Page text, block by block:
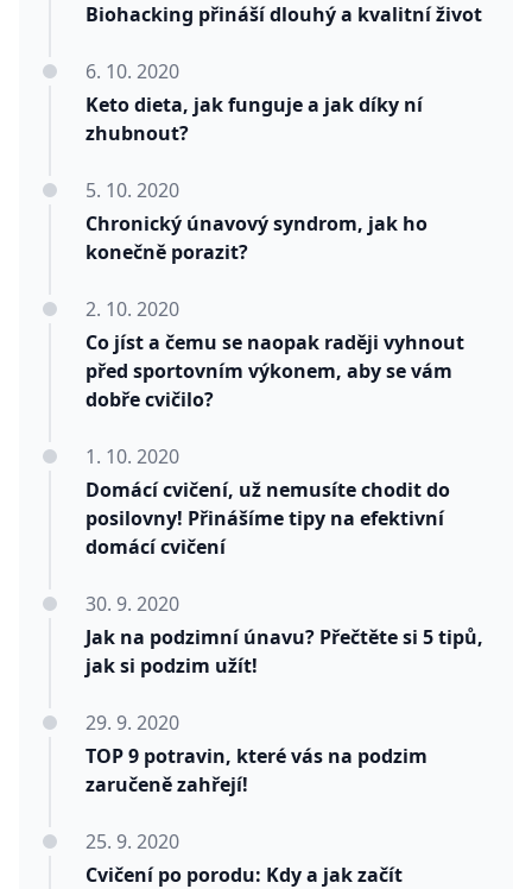
Biohacking přináší dlouhý a kvalitní život
Keto dieta, jak funguje a jak díky ní
zhubnout?
6. 10. 2020
Chronický únavový syndrom, jak ho
konečně porazit?
5. 10. 2020
Co jíst a čemu se naopak raději vyhnout
před sportovním výkonem, aby se vám
dobře cvičilo?
2. 10. 2020
Domácí cvičení, už nemusíte chodit do
posilovny! Přinášíme tipy na efektivní
domácí cvičení
1. 10. 2020
Jak na podzimní únavu? Přečtěte si 5 tipů,
jak si podzim užít!
30. 9. 2020
TOP 9 potravin, které vás na podzim
zaručeně zahřejí!
29. 9. 2020
Cvičení po porodu: Kdy a jak začít
25. 9. 2020